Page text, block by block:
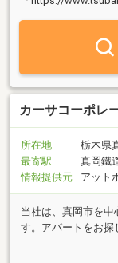
カーサコーポレ
所在地
栃木県
最寄駅
真岡鐵
情報提供元
アット
当社は、真岡市を中
す。アパートをお探
お客様の理想の住